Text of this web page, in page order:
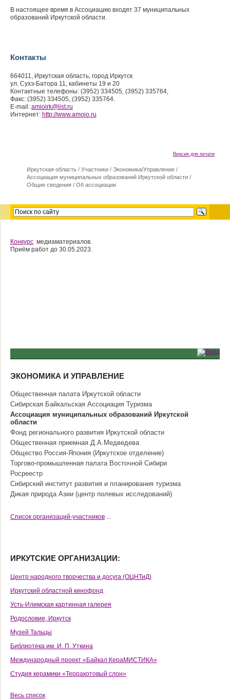
В настоящее время в Ассоциацию входят 37 муниципальных
образований Иркутской области.
Контакты
664011, Иркутская область, город Иркутск
ул. Сухэ-Батора 11, кабинеты 19 и 20
Контактные телефоны: (3952) 334505, (3952) 335764,
Факс: (3952) 334505, (3952) 335764.
E-mail: amioirk@ list.ru
Интернет: http://www.amoio.ru
Версия для печати
Иркутская область / Участники / Экономика/Управление /
Ассоциация муниципальных образований Иркутской области /
Общие сведения / Об ассоциации
Конкурс медиаматериалов.
Приём работ до 30.05.2023.
ЭКОНОМИКА И УПРАВЛЕНИЕ
Общественная палата Иркутской области
Сибирская Байкальская Ассоциация Туризма
Ассоциация муниципальных образований Иркутской
области
Фонд регионального развития Иркутской области
Общественная приемная Д.А.Медведева
Общество Россия-Япония (Иркутское отделение)
Торгово-промышленная палата Восточной Сибири
Росреестр
Сибирский институт развития и планирования туризма
Дикая природа Азии (центр полевых исследований)
Cписок организаций-участников ...
ИРКУТСКИЕ ОРГАНИЗАЦИИ:
Центр народного творчества и досуга (ОЦНТиД)
Иркутский областной кинофонд
Усть-Илимская картинная галерея
Родословие, Иркутск
Музей Тальцы
Библиотека им. И. П. Уткина
Международный проект «Байкал КераМИСТИКА»
Студия керамики «Терракотовый слон»
Весь список